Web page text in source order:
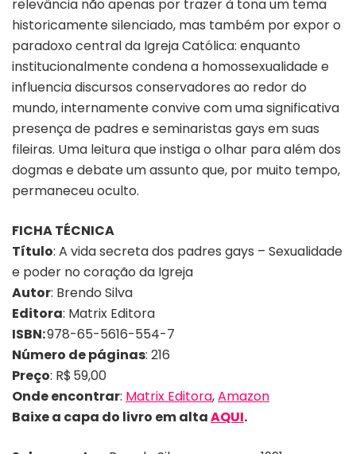
relevância não apenas por trazer à tona um tema
historicamente silenciado, mas também por expor o
paradoxo central da Igreja Católica: enquanto
institucionalmente condena a homossexualidade e
influencia discursos conservadores ao redor do
mundo, internamente convive com uma significativa
presença de padres e seminaristas gays em suas
fileiras. Uma leitura que instiga o olhar para além dos
dogmas e debate um assunto que, por muito tempo,
permaneceu oculto.
FICHA TÉCNICA
Título: A vida secreta dos padres gays – Sexualidade
e poder no coração da Igreja
Autor: Brendo Silva
Editora: Matrix Editora
ISBN:978-65-5616-554-7
Número de páginas: 216
Preço: R$ 59,00
Onde encontrar: Matrix Editora,Amazon
Baixe a capa do livro em altaAQUI.